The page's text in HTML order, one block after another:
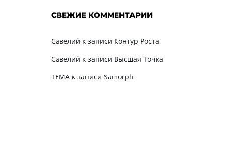
СВЕЖИЕ КОММЕНТАРИИ
Савелий к записи Контур Роста
Савелий к записи Высшая Точка
TEMAк записи Samorph